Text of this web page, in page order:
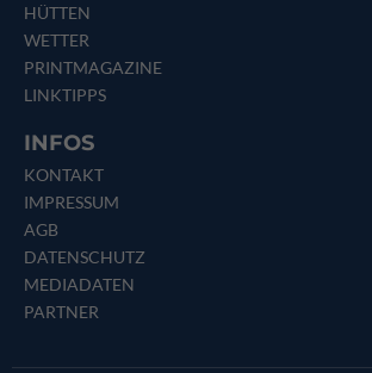
HÜTTEN
WETTER
PRINTMAGAZINE
LINKTIPPS
INFOS
KONTAKT
IMPRESSUM
AGB
DATENSCHUTZ
MEDIADATEN
PARTNER